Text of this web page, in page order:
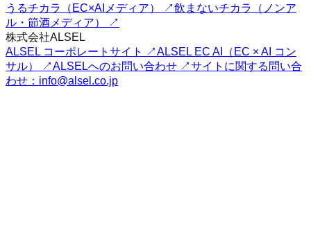
うるチカラ（EC×AIメディア） ↗飲まないチカラ（ノンア
ル・節酒メディア） ↗
株式会社ALSEL
ALSEL コーポレートサイト ↗ALSEL EC AI（EC × AI コン
サル） ↗ALSELへのお問い合わせ ↗サイトに関する問い合
わせ：info@alsel.co.jp